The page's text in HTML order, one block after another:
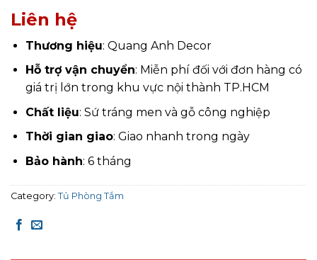
Liên hệ
Thương hiệu: Quang Anh Decor
Hỗ trợ vận chuyển: Miễn phí đối với đơn hàng có
giá trị lớn trong khu vực nội thành TP.HCM
Chất liệu: Sứ tráng men và gỗ công nghiệp
Thời gian giao: Giao nhanh trong ngày
Bảo hành: 6 tháng
Category: Tủ Phòng Tắm